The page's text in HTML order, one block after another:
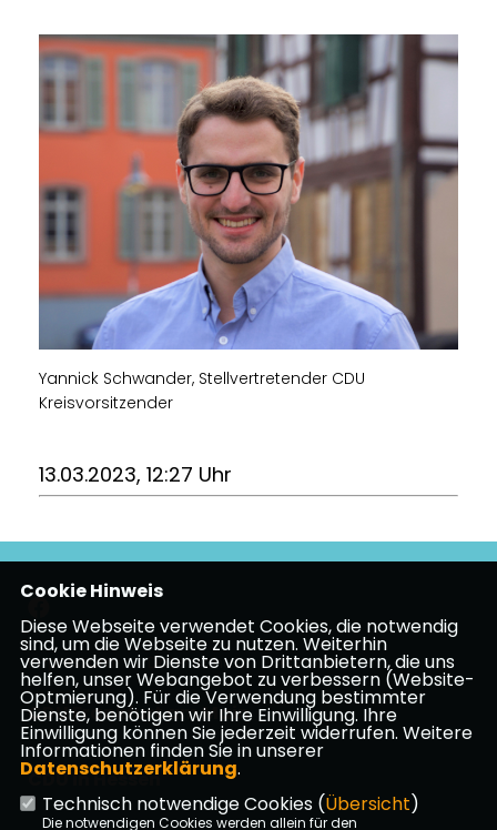
Yannick Schwander, Stellvertretender CDU
Kreisvorsitzender
13.03.2023, 12:27 Uhr
Impressum Datenschutz Kontakt
CDU Frankfurt am Main
CDU in Hessen
Cookie Hinweis
Diese Webseite verwendet Cookies, die notwendig
sind, um die Webseite zu nutzen. Weiterhin
verwenden wir Dienste von Drittanbietern, die uns
helfen, unser Webangebot zu verbessern (Website-
Optmierung). Für die Verwendung bestimmter
Dienste, benötigen wir Ihre Einwilligung. Ihre
Einwilligung können Sie jederzeit widerrufen. Weitere
Informationen finden Sie in unserer
Datenschutzerklärung.
Technisch notwendige Cookies (Übersicht)
Die notwendigen Cookies werden allein für den